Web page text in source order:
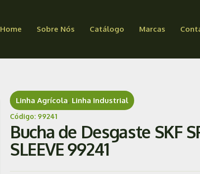
Home Sobre Nós Catálogo Marcas
Linha Agrícola, Linha Industrial
Código: 99241
Bucha de Desgaste SKF
SLEEVE 99241